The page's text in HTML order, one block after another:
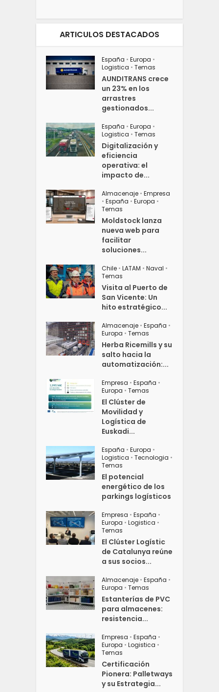
ARTICULOS DESTACADOS
España • Europa •
Logistica • Temas
AUNDITRANS crece
un 23% en los
arrastres
gestionados...
España • Europa •
Logistica • Temas
Digitalización y
eficiencia
operativa: el
impacto de...
Almacenaje • Empresa
• España • Europa •
Temas
Moldstock lanza
nueva web para
facilitar
soluciones...
Chile • LATAM • Naval •
Temas
Visita al Puerto de
San Vicente: Un
hito estratégico...
Almacenaje • España •
Europa • Temas
Herba Ricemills y su
salto hacia la
automatización:...
Empresa • España •
Europa • Temas
El Clúster de
Movilidad y
Logística de
Euskadi...
España • Europa •
Logistica • Tecnologia •
Temas
El potencial
energético de los
parkings logísticos
Empresa • España •
Europa • Logistica •
Temas
El Clúster Logístic
de Catalunya reúne
a sus socios...
Almacenaje • España •
Europa • Temas
Estanterías de PVC
para almacenes:
resistencia...
Empresa • España •
Europa • Logistica •
Temas
Certificación
Pionera: Palletways
y su Estrategia...